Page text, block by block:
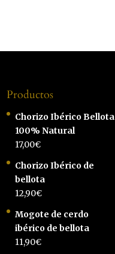
Productos
Chorizo Ibérico Bellota
100% Natural
17,00€
Chorizo Ibérico de
bellota
12,90€
Mogote de cerdo
ibérico de bellota
11,90€